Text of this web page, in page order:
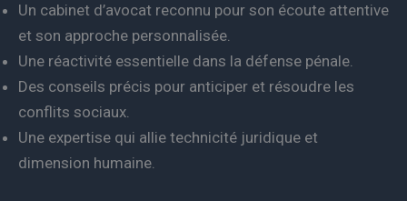
Un cabinet d’avocat reconnu pour son écoute attentive
et son approche personnalisée.
Une réactivité essentielle dans la défense pénale.
Des conseils précis pour anticiper et résoudre les
conflits sociaux.
Une expertise qui allie technicité juridique et
dimension humaine.